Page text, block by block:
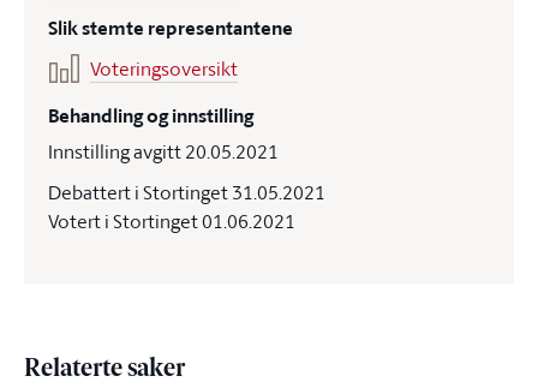
Slik stemte representantene
Voteringsoversikt
Behandling og innstilling
Innstilling avgitt 20.05.2021
Debattert i Stortinget 31.05.2021
Votert i Stortinget 01.06.2021
Relaterte saker